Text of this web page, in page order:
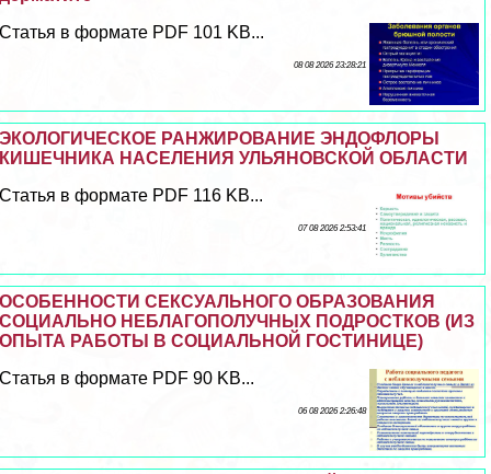
Статья в формате PDF 101 KB...
08 08 2026 23:28:21
ЭКОЛОГИЧЕСКОЕ РАНЖИРОВАНИЕ ЭНДОФЛОРЫ
КИШЕЧНИКА НАСЕЛЕНИЯ УЛЬЯНОВСКОЙ ОБЛАСТИ
Статья в формате PDF 116 KB...
07 08 2026 2:53:41
ОСОБЕННОСТИ СЕКСУАЛЬНОГО ОБРАЗОВАНИЯ
СОЦИАЛЬНО НЕБЛАГОПОЛУЧНЫХ ПОДРОСТКОВ (ИЗ
ОПЫТА РАБОТЫ В СОЦИАЛЬНОЙ ГОСТИНИЦЕ)
Статья в формате PDF 90 KB...
06 08 2026 2:26:48